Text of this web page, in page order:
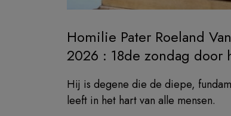
Homilie Pater Roeland
2026 : 18de zondag door
Hij is degene die de diepe,
leeft in het hart van alle mensen.